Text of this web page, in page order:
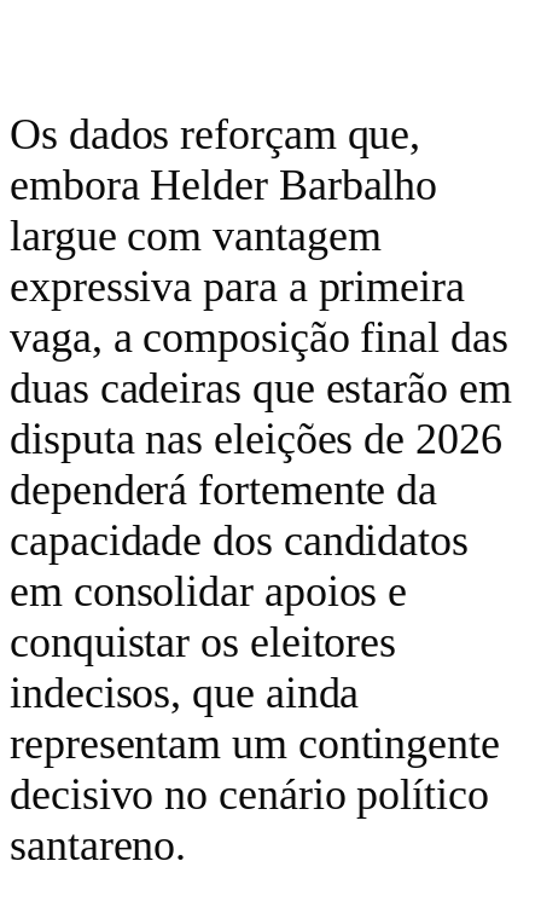
Os dados reforçam que,
embora Helder Barbalho
largue com vantagem
expressiva para a primeira
vaga, a composição final das
duas cadeiras que estarão em
disputa nas eleições de 2026
dependerá fortemente da
capacidade dos candidatos
em consolidar apoios e
conquistar os eleitores
indecisos, que ainda
representam um contingente
decisivo no cenário político
santareno.